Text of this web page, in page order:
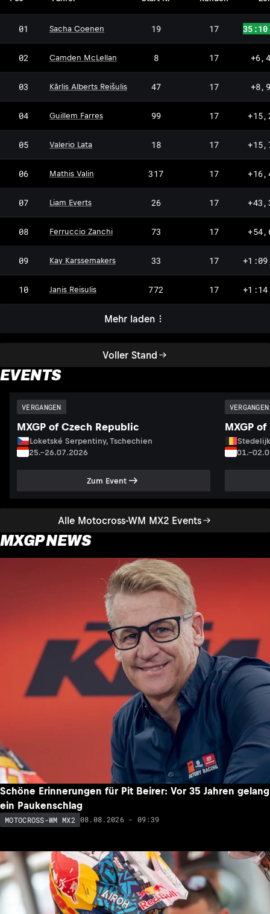
Voller Stand
01 Sacha Coenen 19 17
02 Camden McLellan 8 17
03 Kārlis Alberts Reišulis 47 17
04 Guillem Farres 99 17
05 Valerio Lata 18 17
06 Mathis Valin 317 17
07 Liam Everts 26 17
08 Ferruccio Zanchi 73 17
09 Kay Karssemakers 33 17
10 Janis Reisulis 772 17
Mehr laden
EVENTS
Alle Motocross-WM MX2 Events
VERGANGEN
MXGP of Czech Republic
Loketské Serpentiny, Tschechien
25.–26.07.2026
Zum Event
VERGANGEN
MXGP
MXGP NEWS
Schöne Erinnerungen für Pit Beirer: Vor 35 Jahren gelang
ein Paukenschlag
MOTOCROSS-WM MX2 08.08.2026 - 09:39